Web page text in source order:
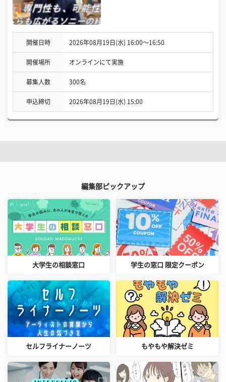
開催日時 2026年08月19日(水) 16:00〜16:50
開催場所 オンラインにて実施
募集人数 300名
申込締切 2026年08月19日(水) 15:00
編集部ピックアップ
大学生の相談窓口 学生の窓口 限定クーポン
セルフライナーノーツ もやもや解決ゼミ